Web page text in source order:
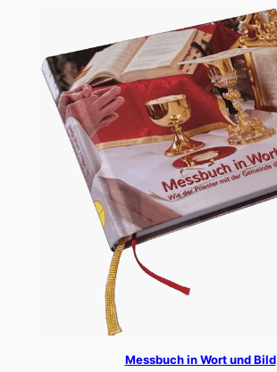
Messbuch in Wort und Bild